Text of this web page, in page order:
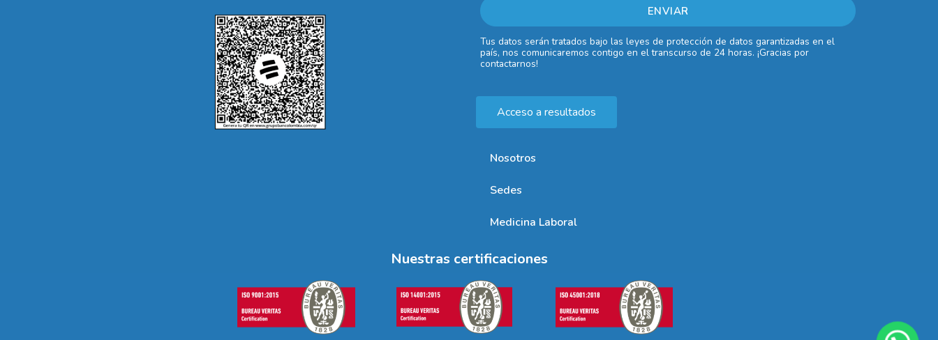
Tus datos serán tratados bajo las leyes de protección de datos garantizadas en el
país, nos comunicaremos contigo en el transcurso de 24 horas. ¡Gracias por
contactarnos!
Acceso a resultados
Nosotros
Sedes
Medicina Laboral
Nuestras certificaciones